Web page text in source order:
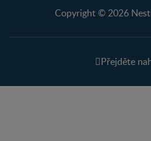
Copyright © 2026
Přejděte